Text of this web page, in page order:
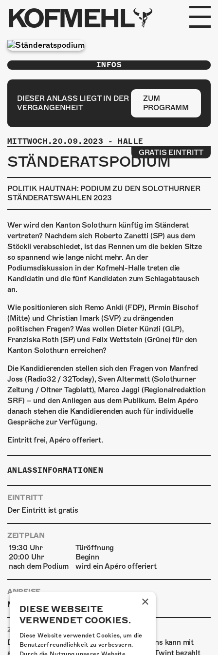
KOFMEHL
PROGRAMM
FABRIKGEFLÜSTER
GALERIE
FOTOGALERIE
PHOTOMAT
INFOS
KONTAKT
ÜBER UNS
GÖNNEREI
SHOP
INFOS
DIESER ANLASS LIEGT IN DER
VERGANGENHEIT
ZUM
PROGRAMM
MITTWOCH.20.09.2023 - HALLE
STÄNDERATSPODIUMGRATIS EINTRITT
POLITIK HAUTNAH: PODIUM ZU DEN SOLOTHURNER
STÄNDERATSWAHLEN 2023
Wer wird den Kanton Solothurn künftig im Ständerat
vertreten? Nachdem sich Roberto Zanetti (SP) aus dem
Stöckli verabschiedet, ist das Rennen um die beiden Sitze
so spannend wie lange nicht mehr. An der
Podiumsdiskussion in der Kofmehl-Halle treten die
Kandidatin und die fünf Kandidaten zum Schlagabtausch
an.
Wie positionieren sich Remo Ankli (FDP), Pirmin Bischof
(Mitte) und Christian Imark (SVP) zu drängenden
politischen Fragen? Was wollen Dieter Künzli (GLP),
Franziska Roth (SP) und Felix Wettstein (Grüne) für den
Kanton Solothurn erreichen?
Die Kandidierenden stellen sich den Fragen von Manfred
Joss (Radio32 / 32Today), Sven Altermatt (Solothurner
Zeitung / Oltner Tagblatt), Marco Jaggi (Regionalredaktion
SRF) – und den Anliegen aus dem Publikum. Beim Apéro
danach stehen die Kandidierenden auch für individuelle
Gespräche zur Verfügung.
Eintritt frei, Apéro offeriert.
ANLASSINFORMATIONEN
EINTRITT
Der Eintritt ist gratis
ZEITPLAN
19:30 Uhr
Türöffnung
20:00 Uhr
Beginn
nach dem Podium
wird ein Apéro offeriert
ANREISE
Mit den ÖVs | Mit dem Auto Zu Fuss
ZAHLUNGSARTEN
Die Kulturfabrik Kofmehl ist cashfree. Bei uns kann mit
allen gängigen Debit- & Kreditkarten sowie Twint bezahlt
×
DIESE WEBSEITE
VERWENDET COOKIES.
Diese Website verwendet Cookies, um die
Benutzerfreundlichkeit zu verbessern.